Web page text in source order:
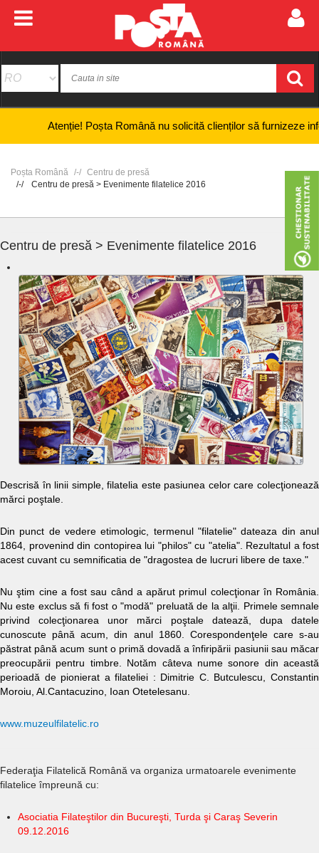
Atenție! Poșta Română nu solicită clienților să furnizeze informații
Poșta Română
Centru de presă
Centru de presă > Evenimente filatelice 2016
Centru de presă > Evenimente filatelice 2016
Descrisă în linii simple, filatelia este pasiunea celor care colecţionează
mărci poştale.
Din punct de vedere etimologic, termenul "filatelie" dateaza din anul
1864, provenind din contopirea lui "philos" cu "atelia". Rezultatul a fost
acest cuvant cu semnificatia de "dragostea de lucruri libere de taxe."
Nu ştim cine a fost sau când a apărut primul colecţionar în România.
Nu este exclus să fi fost o "modă" preluată de la alţii. Primele semnale
privind colecţionarea unor mărci poştale datează, dupa datele
cunoscute până acum, din anul 1860. Corespondenţele care s-au
păstrat până acum sunt o primă dovadă a înfiripării pasiunii sau măcar
preocupării pentru timbre. Notăm câteva nume sonore din această
perioadă de pionierat a filateliei : Dimitrie C. Butculescu, Constantin
Moroiu, Al.Cantacuzino, Ioan Otetelesanu.
www.muzeulfilatelic.ro
Federaţia Filatelică Română va organiza urmatoarele evenimente
filatelice împreună cu:
Asociatia Filateştilor din Bucureşti, Turda şi Caraş Severin
09.12.2016